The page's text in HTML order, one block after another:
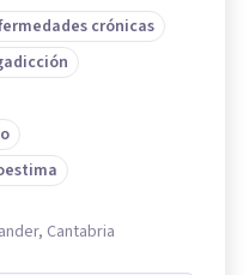
crónicas
Cantabria